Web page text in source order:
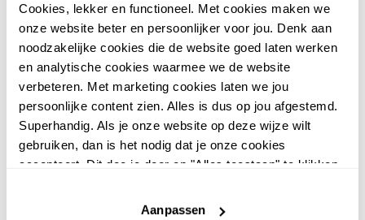
Cookies, lekker en functioneel. Met cookies maken we
onze website beter en persoonlijker voor jou. Denk aan
noodzakelijke cookies die de website goed laten werken
en analytische cookies waarmee we de website
verbeteren. Met marketing cookies laten we jou
persoonlijke content zien. Alles is dus op jou afgestemd.
Superhandig. Als je onze website op deze wijze wilt
gebruiken, dan is het nodig dat je onze cookies
accepteert. Dit doe je door op "Alles toestaan" te klikken.
website niet optimaal functioneert.
Aanpassen